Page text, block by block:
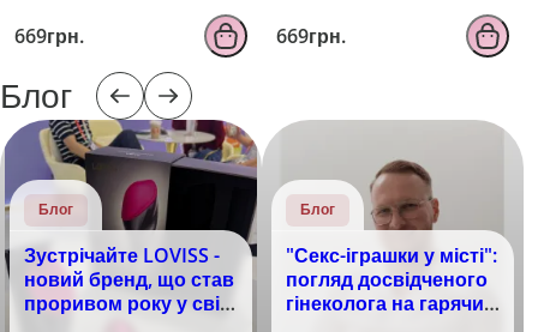
ефектом мокрого
оксамиту
669грн.
ефектом голограми
669грн.
Блог
Блог
Зустрічайте LOVISS -
новий бренд, що став
проривом року у світі
Блог
"Секс-іграшки у місті":
погляд досвідченого
гінеколога на гарячий